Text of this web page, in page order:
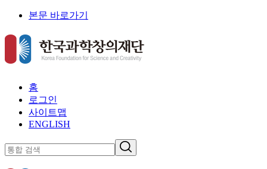
본문 바로가기
홈
로그인
사이트맵
ENGLISH